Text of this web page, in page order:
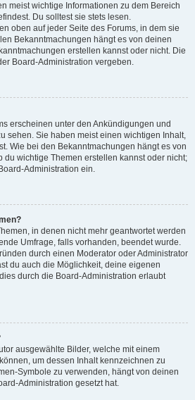
meist wichtige Informationen zu dem Bereich
Du solltest sie stets lesen.
oben auf jeder Seite des Forums, in dem sie
Bekanntmachungen hängt es von deinen
erstellen kannst oder nicht. Die
Board-Administration vergeben.
erscheinen unter den Ankündigungen und
sehen. Sie haben meist einen wichtigen Inhalt,
Wie bei den Bekanntmachungen hängt es von
du wichtige Themen erstellen kannst oder nicht;
Administration ein.
in denen nicht mehr geantwortet werden
Umfrage, falls vorhanden, beendet wurde.
durch einen Moderator oder Administrator
du auch die Möglichkeit, deine eigenen
durch die Board-Administration erlaubt
ausgewählte Bilder, welche mit einem
um dessen Inhalt kennzeichnen zu
Symbole zu verwenden, hängt von deinen
Administration gesetzt hat.